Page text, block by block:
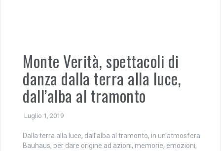
Monte Verità, spettacoli di
danza dalla terra alla luce,
dall’alba al tramonto
Luglio 1, 2019
Dalla terra alla luce, dall’alba al tramonto, in un’atmosfera
Bauhaus, per dare origine ad azioni, memorie, emozioni,